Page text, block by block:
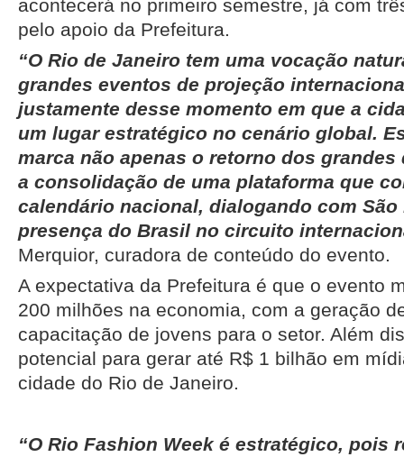
acontecerá no primeiro semestre, já com
pelo apoio da Prefeitura.
“O Rio de Janeiro tem uma vocação
grandes eventos de projeção
justamente desse momento em que a
um lugar estratégico no cenário global.
marca não apenas o retorno dos grandes
a consolidação de uma plataforma que
calendário nacional, dialogando com São
presença do Brasil no circuito
Merquior, curadora de conteúdo do evento.
A expectativa da Prefeitura é que o evento
200 milhões na economia, com a geração
capacitação de jovens para o setor. Além
potencial para gerar até R$ 1 bilhão em
cidade do Rio de Janeiro.
“O Rio Fashion Week é estratégico, pois